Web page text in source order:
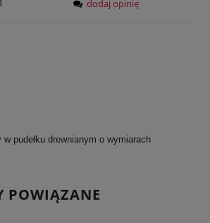
dodaj opinię
pudełku drewnianym o wymiarach
POWIĄZANE